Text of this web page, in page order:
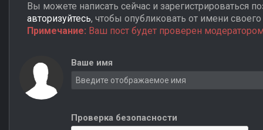
Вы можете написать сейчас и зарегистрироваться
авторизуйтесь, чтобы опубликовать от имени своего
Примечание: Ваш пост будет проверен
Ваше имя
Проверка безопасности